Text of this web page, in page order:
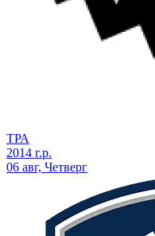
ТРА
2014 г.р.
06 авг, Четверг